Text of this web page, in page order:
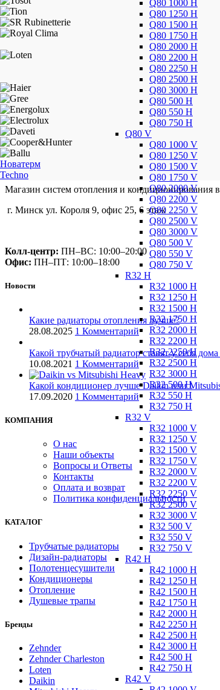
Q80 1000 H
Q80 1250 H
Q80 1500 H
Q80 1750 H
Q80 2000 H
Q80 2200 H
Q80 2250 H
Q80 2500 H
Q80 3000 H
Q80 500 H
Q80 550 H
Q80 750 H
Q80 V
Q80 1000 V
Q80 1250 V
Q80 1500 V
Q80 1750 V
Q80 2000 V
Q80 2200 V
Q80 2250 V
Q80 2500 V
Q80 3000 V
Q80 500 V
Q80 550 V
Q80 750 V
R32 H
R32 1000 H
R32 1250 H
R32 1500 H
R32 1750 H
R32 2000 H
R32 2200 H
R32 2250 H
R32 2500 H
R32 3000 H
R32 500 H
R32 550 H
R32 750 H
R32 V
R32 1000 V
R32 1250 V
R32 1500 V
R32 1750 V
R32 2000 V
R32 2200 V
R32 2250 V
R32 2500 V
R32 3000 V
R32 500 V
R32 550 V
R32 750 V
R42 H
R42 1000 H
R42 1250 H
R42 1500 H
R42 1750 H
R42 2000 H
R42 2250 H
R42 2500 H
R42 3000 H
R42 500 H
R42 750 H
R42 V
Новатерм
Techno
Магазин систем отопления и кондиционирования
г. Минск ул. Короля 9, офис 25, 6 этаж
Колл-центр: ПН–ВС: 10:00–20:00​
Офис: ПН–ПТ: 10:00–18:00
Новости
Какие радиаторы отопления лучше?
28.08.2025 1 Комментарий
Какой трубчатый радиатор ставят у себя
10.08.2021 1 Комментарий
Какой кондиционер лучше Daikin или
17.09.2020 1 Комментарий
КОМПАНИЯ
О нас
Наши объекты
Вопросы и Ответы
Контакты
Оплата и возврат
Политика конфиденциальности
КАТАЛОГ
Трубчатые радиаторы
Дизайн-радиаторы
Полотенцесушители
Кондиционеры
Отопление
Душевые трапы
Бренды
Zehnder
Zehnder Charleston
Loten
Daikin